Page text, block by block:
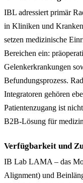
IBL adressiert primär
in Kliniken und
setzen medizinische
Bereichen ein:
Gelenkerkrankungen
Befundungsprozess.
Integratoren gehören
Patientenzugang ist
B2B-Lösung für
Verfügbarkeit und
IB Lab LAMA – das
Alignment) und